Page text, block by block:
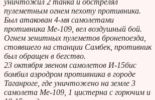
пулеметным огнем пехоту противника.
Был атакован 4-мя самолетами
противника Ме-109, вел воздушный бой.
Огнем зенитных пулеметов бронепоезда,
стоявшего на станции Самбек, противник
был обращен в бегство.
23 октября звеном самолетов И-15бис
бомбил аэродром противника в городе
Таганроге, где уничтожено на земле 3
самолета Ме-109, 1 цистерна с горючим и